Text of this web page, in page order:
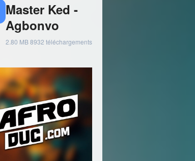
Master Ked -
Agbonvo
2.80 MB8932 téléchargements